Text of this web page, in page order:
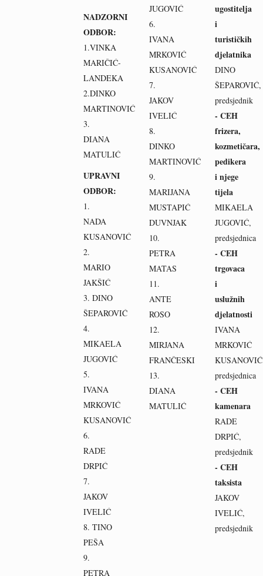
NADZORNI
ODBOR:
1.VINKA
MARIČIĆ-
LANDEKA
2.DINKO
MARTINOVIĆ
3.
DIANA
MATULIĆ
UPRAVNI
ODBOR:
1.
NADA
KUSANOVIĆ
2.
MARIO
JAKŠIĆ
3. DINO
ŠEPAROVIĆ
4.
MIKAELA
JUGOVIĆ
5.
IVANA
MRKOVIĆ
KUSANOVIĆ
6.
RADE
DRPIĆ
7.
JAKOV
IVELIĆ
8. TINO
PEŠA
9.
PETRA
JUGOVIĆ
6.
IVANA
MRKOVIĆ
KUSANOVIĆ
7.
JAKOV
IVELIĆ
8.
DINKO
MARTINOVIĆ
9.
MARIJANA
MUSTAPIĆ
DUVNJAK
10.
PETRA
MATAS
11.
ANTE
ROSO
12.
MIRJANA
FRANČESKI
13.
DIANA
MATULIĆ
ugostitelja
i
turističkih
djelatnika
DINO
ŠEPAROVIĆ,
predsjednik
- CEH
frizera,
kozmetičara,
pedikera
i njege
tijela
MIKAELA
JUGOVIĆ,
predsjednica
- CEH
trgovaca
i
uslužnih
djelatnosti
IVANA
MRKOVIĆ
predsjednica
- CEH
kamenara
RADE
DRPIĆ,
predsjednik
- CEH
taksista
JAKOV
IVELIĆ,
predsjednik